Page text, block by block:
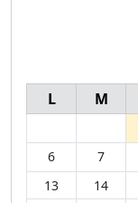
L M
6
7
13
14